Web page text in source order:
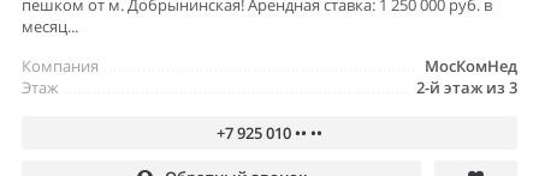
пешком от м. Добрынинская! Арендная ставка: 1 250 000 руб. в
месяц...
МосКомНед
Компания
2-й этаж из 3
Этаж
+7 925 010 •• ••